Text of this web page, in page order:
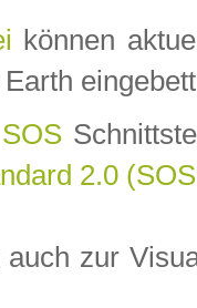
können
2.0
auch zur